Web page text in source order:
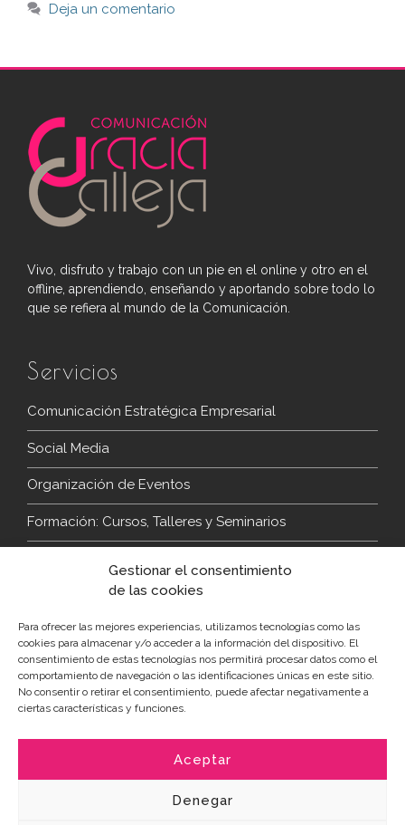
Gestionar el consentimiento
de las cookies
Para ofrecer las mejores experiencias, utilizamos tecnologías como las
cookies para almacenar y/o acceder a la información del dispositivo. El
consentimiento de estas tecnologías nos permitirá procesar datos como el
comportamiento de navegación o las identificaciones únicas en este sitio.
No consentir o retirar el consentimiento, puede afectar negativamente a
ciertas características y funciones.
Aceptar
Denegar
Deja un comentario
Vivo, disfruto y trabajo con un pie en el online y otro en el
offline, aprendiendo, enseñando y aportando sobre todo lo
que se refiera al mundo de la Comunicación.
Servicios
Comunicación Estratégica Empresarial
Social Media
Organización de Eventos
Formación: Cursos, Talleres y Seminarios
Contacto
Teléfono: 609 238 193
Email: hablamos@graciacalleja.com
Sígueme en redes